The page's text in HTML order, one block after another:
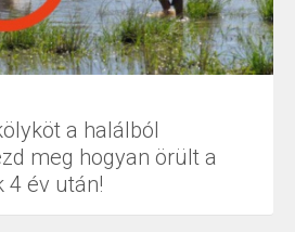
a halálból
meg hogyan örült a
4 év után!